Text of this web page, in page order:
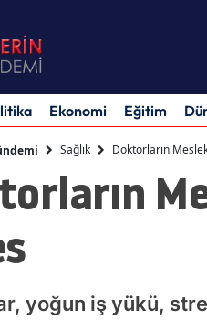
Ekonomi Eğitim
Sağlık Doktorların
yoğun iş yükü,